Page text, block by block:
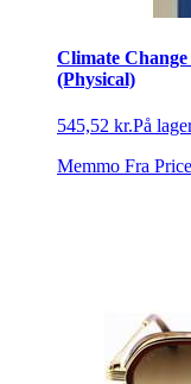
Climate
(Physical)
545,52 kr.På
Memmo Fra